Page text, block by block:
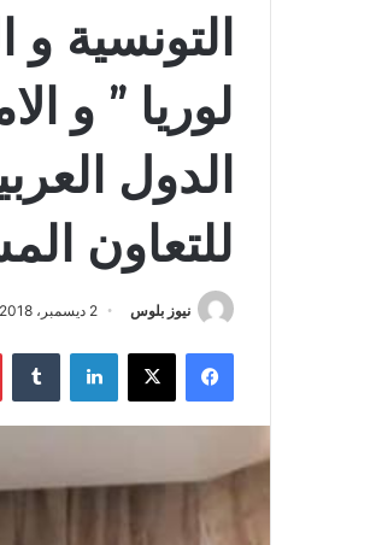
التونسية و
لوريا ” و
الدول
للتعاون
نيوز بلوس 2 ديسمبر، 2018
فيسبوك X لينكدإن